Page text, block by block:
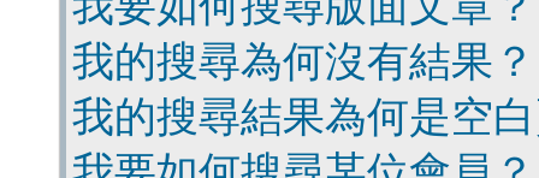
我的搜尋為何沒有結果？
我的搜尋結果為何是空